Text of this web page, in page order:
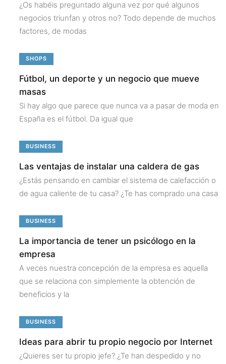
¿Os habéis preguntado alguna vez por qué algunos
negocios triunfan y otros no? Todo depende de muchos
factores, de modas
SHOPS
Fútbol, un deporte y un negocio que mueve
masas
Si hay algo que parece que nunca va a pasar de moda en
España es el fútbol. Da igual que
BUSINESS
Las ventajas de instalar una caldera de gas
¿Estás pensando en cambiar el sistema de calefacción o
de agua caliente de tu casa? ¿Te has comprado una casa
BUSINESS
La importancia de tener un psicólogo en la
empresa
A veces nuestra concepción de la empresa es aquella
que se relaciona con simplemente la obtención de
beneficios y la
BUSINESS
Ideas para abrir tu propio negocio por Internet
¿Quieres ser tu propio jefe? ¿Te han despedido y no